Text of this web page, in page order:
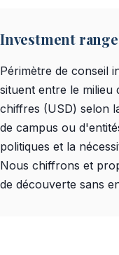
Investment range
Périmètre de conseil
situent entre le milieu
chiffres (USD) selon
de campus ou
politiques et la
Nous chiffrons et
de découverte sans